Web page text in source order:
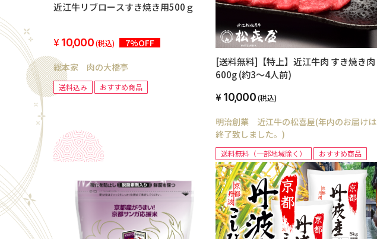
近江牛リブロースすき焼き用500ｇ
10,000(税込) 7%OFF
総本家 肉の大橋亭
送料込み おすすめ商品
[送料無料]【特上】近江牛肉 すき焼き肉
600g (約3〜4人前)
10,000(税込)
明治創業 近江牛の松喜屋(年内のお届けは
終了致しました。)
送料無料（一部地域除く） おすすめ商品